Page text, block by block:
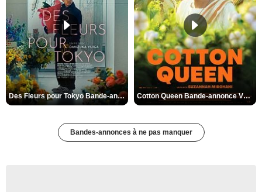
Des Fleurs pour Tokyo Bande-annonce VO STFR Cotton Queen Bande-annonce VO STFR
Bandes-annonces à ne pas manquer